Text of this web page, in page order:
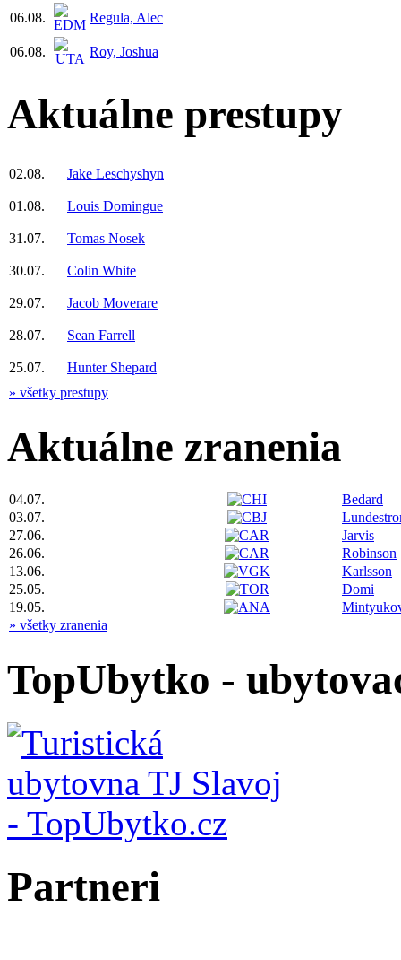
06.08.
Regula, Alec
06.08. Roy, Joshua
Aktuálne prestupy
02.08. Jake Leschyshyn
01.08. Louis Domingue
31.07. Tomas Nosek
30.07. Colin White
29.07. Jacob Moverare
28.07. Sean Farrell
25.07.
Hunter Shepard
» všetky prestupy
Aktuálne zranenia
04.07.
Bedard
03.07.
27.06.
Jarvis
26.06.
Robinson
13.06.
Karlsson
25.05.
Domi
19.05.
» všetky zranenia
TopUbytko -
Partneri